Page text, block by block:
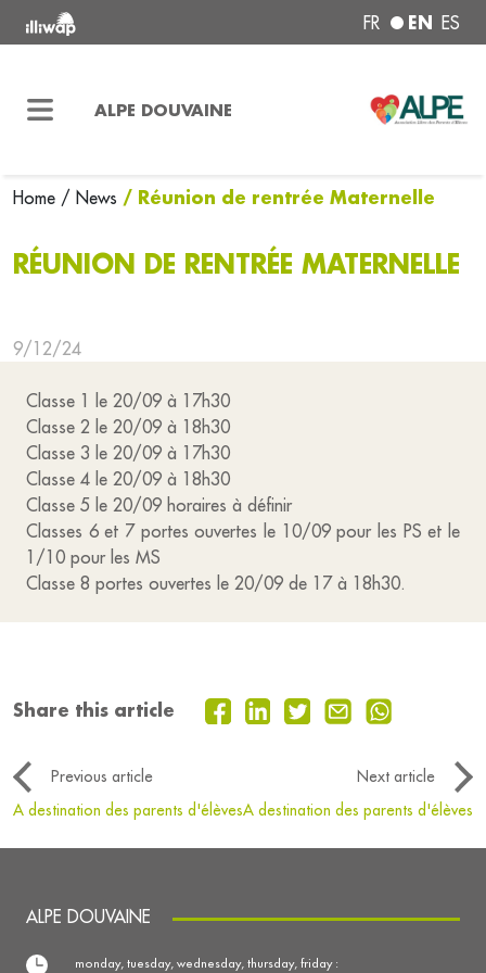
FR EN ES
ALPE DOUVAINE
Home / News / Réunion de rentrée Maternelle
RÉUNION DE RENTRÉE MATERNELLE
9/12/24
Classe 1 le 20/09 à 17h30
Classe 2 le 20/09 à 18h30
Classe 3 le 20/09 à 17h30
Classe 4 le 20/09 à 18h30
Classe 5 le 20/09 horaires à définir
Classes 6 et 7 portes ouvertes le 10/09 pour les PS et le
1/10 pour les MS
Classe 8 portes ouvertes le 20/09 de 17 à 18h30.
Share this article
Previous article
Next article
A destination des parents d'élèvesA destination des parents d'élèves
ALPE DOUVAINE
monday, tuesday, wednesday, thursday, friday :